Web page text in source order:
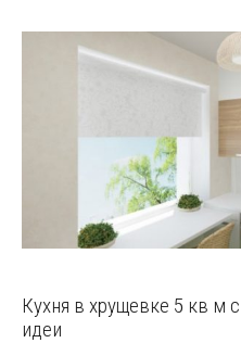
Кухня в хрущевке 5 кв м
идеи